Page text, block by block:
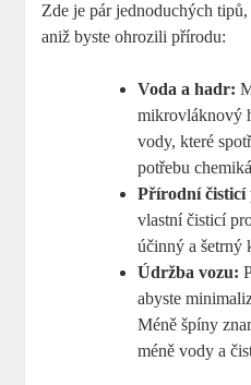
Zde je pár jednoduchých
aniž byste ohrozili přírodu:
Voda a hadr:
mikrovláknový
vody, které
potřebu
Přírodní čisticí
vlastní čisticí
účinný a šetrný
Údržba vozu:
abyste
Méně špíny
méně vody a